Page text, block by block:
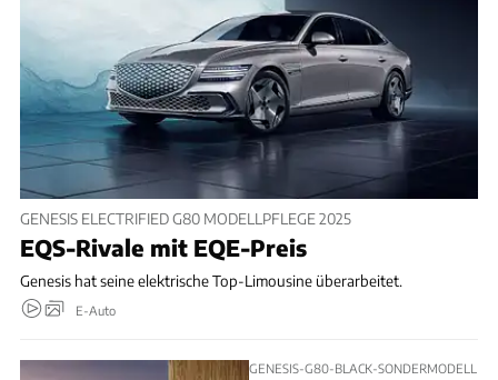
GENESIS ELECTRIFIED G80 MODELLPFLEGE 2025
EQS-Rivale mit EQE-Preis
Genesis hat seine elektrische Top-Limousine überarbeitet.
E-Auto
GENESIS-G80-BLACK-SONDERMODELL